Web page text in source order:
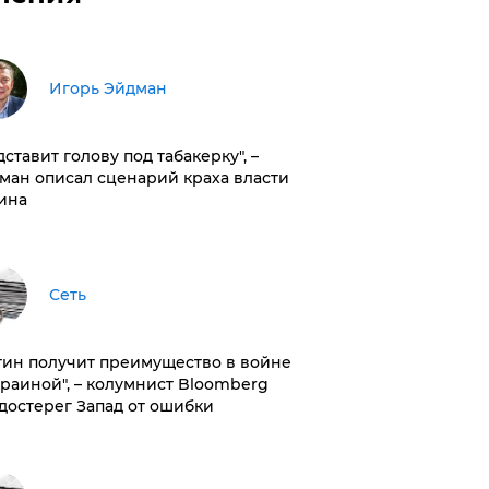
Игорь Эйдман
голову под табакерку", –
описал сценарий краха власти
Сеть
получит преимущество в войне
– колумнист Bloomberg
Запад от ошибки